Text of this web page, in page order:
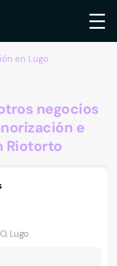
en Lugo
negocios
e
Riotorto
Lugo